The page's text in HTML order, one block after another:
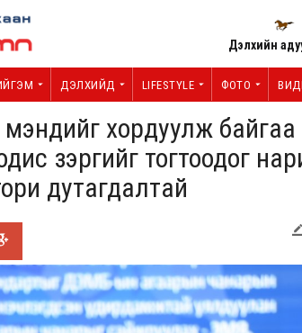
Дэлхийн
ДЭЛХИЙД LIFESTYLE ФОТО
мэндийг хордуулж байгаа
зэргийг тогтоодог
дутагдалтай
